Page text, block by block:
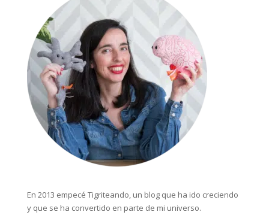
En 2013 empecé Tigriteando, un blog que ha ido creciendo
y que se ha convertido en parte de mi universo.